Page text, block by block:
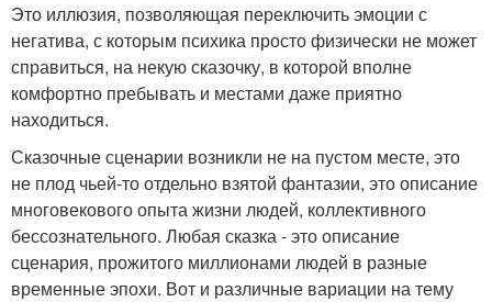
Это иллюзия, позволяющая переключить эмоции с
негатива, с которым психика просто физически не может
справиться, на некую сказочку, в которой вполне
комфортно пребывать и местами даже приятно
находиться.
Сказочные сценарии возникли не на пустом месте, это
не плод чьей-то отдельно взятой фантазии, это описание
многовекового опыта жизни людей, коллективного
бессознательного. Любая сказка - это описание
сценария, прожитого миллионами людей в разные
временные эпохи. Вот и различные вариации на тему